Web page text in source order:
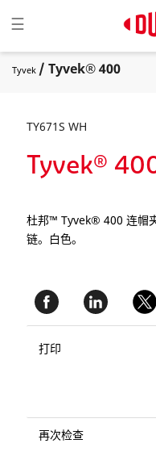
Toggle navigation
☰
Tyvek / Tyvek® 400
TY671S WH
Tyvek®
杜邦™ Tyvek® 400 连帽
链。白色。
打印
再次检查